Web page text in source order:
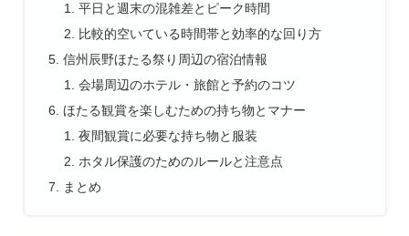
平日と週末の混雑差とピーク時間
比較的空いている時間帯と効率的な回り方
信州辰野ほたる祭り周辺の宿泊情報
会場周辺のホテル・旅館と予約のコツ
ほたる観賞を楽しむための持ち物とマナー
夜間観賞に必要な持ち物と服装
ホタル保護のためのルールと注意点
まとめ